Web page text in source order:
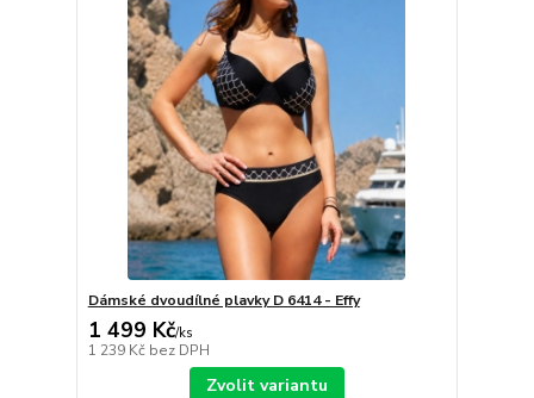
Dámské dvoudílné plavky D 6414 - Effy
1 499 Kč/ks
1 239 Kč bez DPH
Zvolit variantu